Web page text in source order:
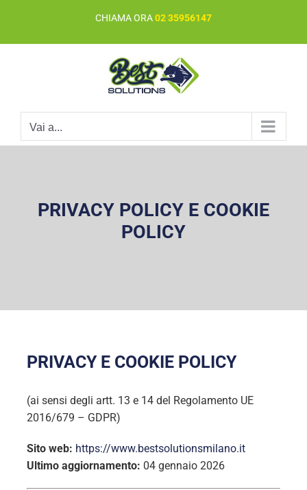
contenuto
CHIAMA ORA02 35956147
Vai a...
PRIVACY POLICY E COOKIE
POLICY
PRIVACY E COOKIE POLICY
(ai sensi degli artt. 13 e 14 del Regolamento UE
2016/679 – GDPR)
Sito web: https://www.bestsolutionsmilano.it
Ultimo aggiornamento: 04 gennaio 2026